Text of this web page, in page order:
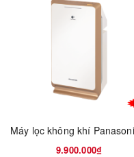
9.900.000₫